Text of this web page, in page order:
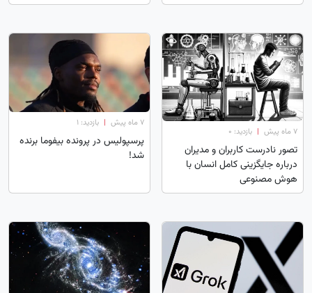
۷ ماه پیش | بازدید: 0
تصور نادرست کاربران و مدیران
درباره جایگزینی کامل انسان با
هوش مصنوعی
۷ ماه پیش | بازدید: 1
پرسپولیس در پرونده بیفوما برنده
شد!